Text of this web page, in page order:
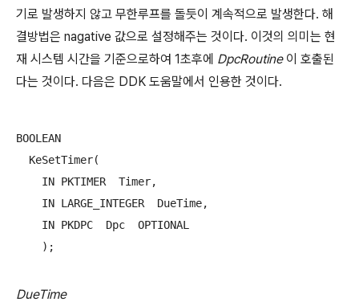
기로 발생하지 않고 무한루프를 돌듯이 계속적으로 발생한다. 해
결방법은 nagative 값으로 설정해주는 것이다. 이것의 의미는 현
재 시스템 시간을 기준으로하여 1초후에 DpcRoutine 이 호출된
다는 것이다. 다음은 DDK 도움말에서 인용한 것이다.
BOOLEAN
  KeSetTimer(
    IN PKTIMER  Timer,
    IN LARGE_INTEGER  DueTime,
    IN PKDPC  Dpc  OPTIONAL
    );
DueTime